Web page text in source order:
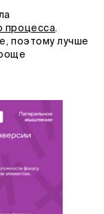
процесса.
поэтому лучше